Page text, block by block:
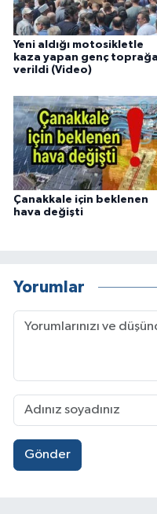
Yeni aldığı motosikletle
kaza yapan genç toprağa
verildi (Video)
Çanakkale için beklenen
hava değişti
Yorumlar
Gönder